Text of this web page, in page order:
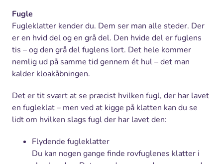
Fugle
Fugleklatter kender du. Dem ser man alle steder. Der
er en hvid del og en grå del. Den hvide del er fuglens
tis – og den grå del fuglens lort. Det hele kommer
nemlig ud på samme tid gennem ét hul – det man
kalder kloakåbningen.
Det er tit svært at se præcist hvilken fugl, der har lavet
en fugleklat – men ved at kigge på klatten kan du se
lidt om hvilken slags fugl der har lavet den:
Flydende fugleklatter
Du kan nogen gange finde rovfuglenes klatter i